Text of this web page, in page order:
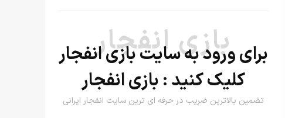
بازی انفجار
برای ورود به سایت بازی انفجار
کلیک کنید : بازی انفجار
تضمین بالاترین ضریب در حرفه ای ترین سایت انفجار ایرانی